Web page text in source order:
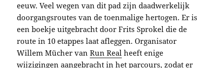
eeuw. Veel wegen van dit pad zijn daadwerkelijk
doorgangsroutes van de toenmalige hertogen. Er is
een boekje uitgebracht door Frits Sprokel die de
route in 10 etappes laat afleggen. Organisator
Willem Mücher vanRun Real heeft enige
wijzigingen aangebracht in het parcours, zodat er